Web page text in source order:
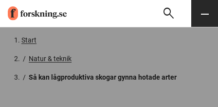
Söksearch Meny
Start
/ Natur & teknik
/ Så kan lågproduktiva skogar gynna hotade arter